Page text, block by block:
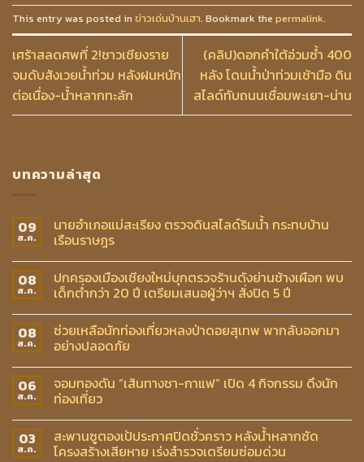
This entry was posted in ข่าวเด่นบ้านเฮา. Bookmark the permalink.
เศร้าสลดศพที่ 2!ชาวเชียงราย
จมดับสังเวยน้ำท่วม หลังฝนหนัก
ต่อเนื่อง-น้ำหลากทะลัก
(คลิป)ดอกคำใต้อ่วมซ้ำ 400
หลัง โดนน้ำป่าท่วมเช้ามือ ดิน
สไลด์ทับถนนเชื่อมพะเยา-น่าน
บทความล่าสุด
09
ส.ค.
นายอำเภอแม่สะเรียง ตรวจดินสไลด์ริมน้ำ กระทบบ้าน
เรือนราษฎร
08
ส.ค.
ปกครองเมืองเชียงใหม่บุกตรวจร้านดังย่านช้างเผือก พบ
เด็กต่ำกว่า 20 ปี เตรียมเสนอผู้ว่าฯ สั่งปิด 5 ปี
08
ส.ค.
ช่วยเหลือนักท่องเที่ยวหลงป่าดอยสุเทพ พากลับออกมา
อย่างปลอดภัย
06
ส.ค.
จอมทองดัน “เส้นทางชา-กาแฟ” เปิด 4 กิจกรรม ดึงนัก
ท่องเที่ยว
03
ส.ค.
สะพานซูตองเป้ประกาศปิดชั่วคราว หลังน้ำหลากซัด
โครงสร้างเสียหาย เร่งสำรวจเตรียมซ่อมด่วน